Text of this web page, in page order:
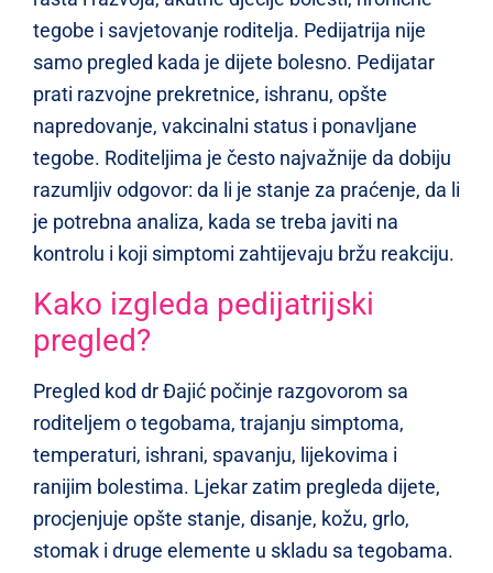
tegobe i savjetovanje roditelja. Pedijatrija nije
samo pregled kada je dijete bolesno. Pedijatar
prati razvojne prekretnice, ishranu, opšte
napredovanje, vakcinalni status i ponavljane
tegobe. Roditeljima je često najvažnije da dobiju
razumljiv odgovor: da li je stanje za praćenje, da li
je potrebna analiza, kada se treba javiti na
kontrolu i koji simptomi zahtijevaju bržu reakciju.
Kako izgleda pedijatrijski
pregled?
Pregled kod dr Đajić počinje razgovorom sa
roditeljem o tegobama, trajanju simptoma,
temperaturi, ishrani, spavanju, lijekovima i
ranijim bolestima. Ljekar zatim pregleda dijete,
procjenjuje opšte stanje, disanje, kožu, grlo,
stomak i druge elemente u skladu sa tegobama.